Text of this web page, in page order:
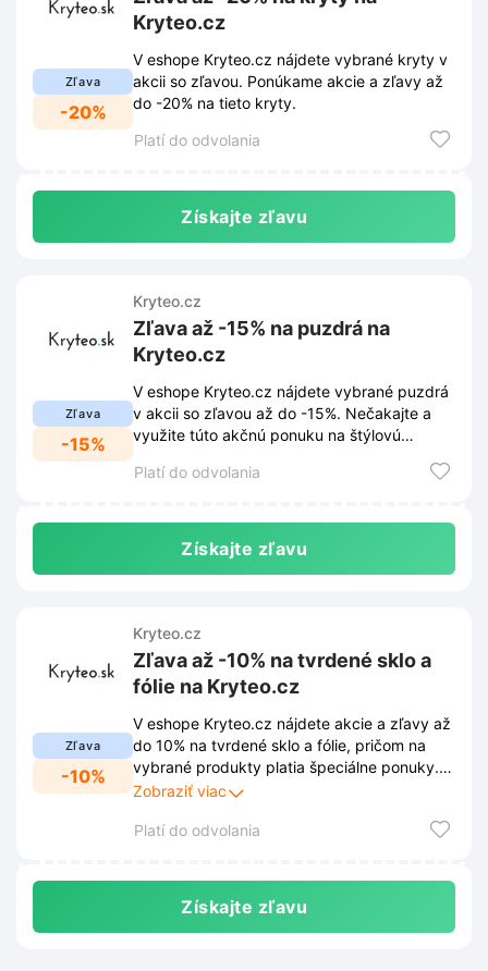
Zľava
-20%
Kryteo.cz
V eshope Kryteo.cz nájdete vybrané kryty v
akcii so zľavou. Ponúkame akcie a zľavy až
do -20% na tieto kryty.
Platí do odvolania
Získajte zľavu
Zľava
-15%
Kryteo.cz
Zľava až -15% na puzdrá na
Kryteo.cz
V eshope Kryteo.cz nájdete vybrané puzdrá
v akcii so zľavou až do -15%. Nečakajte a
využite túto akčnú ponuku na štýlovú
Platí do odvolania
Získajte zľavu
Zľava
-10%
Kryteo.cz
Zľava až -10% na tvrdené sklo a
fólie na Kryteo.cz
V eshope Kryteo.cz nájdete akcie a zľavy až
do 10% na tvrdené sklo a fólie, pričom na
vybrané produkty platia špeciálne ponuky.
Neváhajte a ochráňte svoj displej za
Zobraziť viac
Platí do odvolania
Získajte zľavu